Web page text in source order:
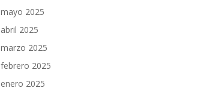
mayo 2025
abril 2025
marzo 2025
febrero 2025
enero 2025